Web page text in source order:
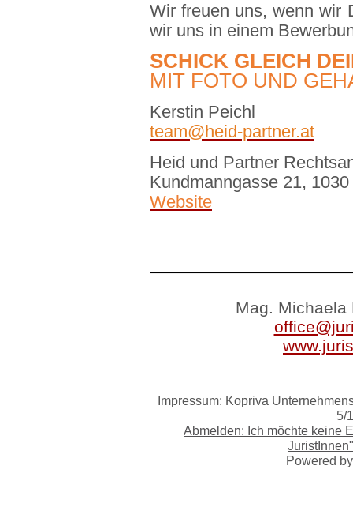
Wir freuen uns, wenn wir
wir uns in einem
SCHICK GLEICH
MIT FOTO UND
Kerstin Peichl
team@heid-partner.at
Heid und Partner
Kundmanngasse 21,
Website
Mag. Michaela
Impressum: Kopriva
5/
Abmelden: Ich möchte keine
Powered